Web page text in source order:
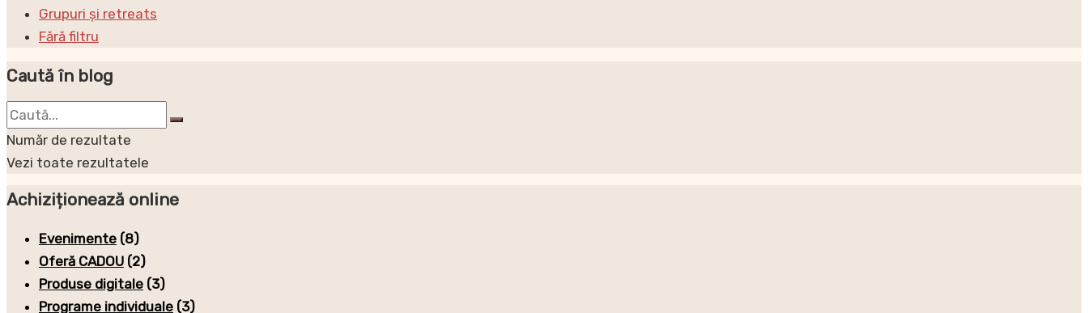
Grupuri și retreats
Fără filtru
Caută în blog
Număr de rezultate
Vezi toate rezultatele
Achiziționează online
Evenimente (8)
Oferă CADOU (2)
Produse digitale (3)
Programe individuale (3)